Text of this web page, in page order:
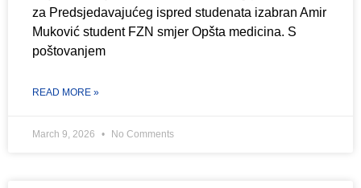
za Predsjedavajućeg ispred studenata izabran Amir
Muković student FZN smjer Opšta medicina. S
poštovanjem
READ MORE »
March 9, 2026 No Comments